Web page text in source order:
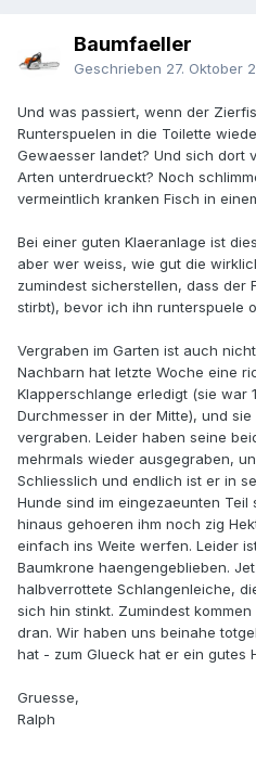
Baumfaeller
Geschrieben 27. Oktober
Und was passiert, wenn der
Runterspuelen in die Toilette
Gewaesser landet? Und sich dort
Arten unterdrueckt? Noch
vermeintlich kranken Fisch in
Bei einer guten Klaeranlage ist
aber wer weiss, wie gut die
zumindest sicherstellen, dass der
stirbt), bevor ich ihn runterspuele
Vergraben im Garten ist auch
Nachbarn hat letzte Woche eine
Klapperschlange erledigt (sie war
Durchmesser in der Mitte), und
vergraben. Leider haben seine
mehrmals wieder ausgegraben,
Schliesslich und endlich ist er in
Hunde sind im eingezaeunten
hinaus gehoeren ihm noch zig
einfach ins Weite werfen. Leider
Baumkrone haengengeblieben.
halbverrottete Schlangenleiche,
sich hin stinkt. Zumindest
dran. Wir haben uns beinahe
hat - zum Glueck hat er ein gutes
Gruesse,
Ralph